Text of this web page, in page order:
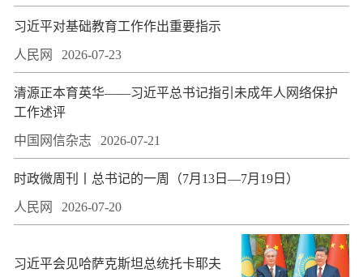
习近平对基础教育工作作出重要指示
人民网 2026-07-23
​清源正本育英华——习近平总书记指引未成年人网络保护
工作述评
中国网信杂志 2026-07-21
时政微周刊丨总书记的一周（7月13日—7月19日）
人民网 2026-07-20
习近平会见哈萨克斯坦总统托卡耶夫